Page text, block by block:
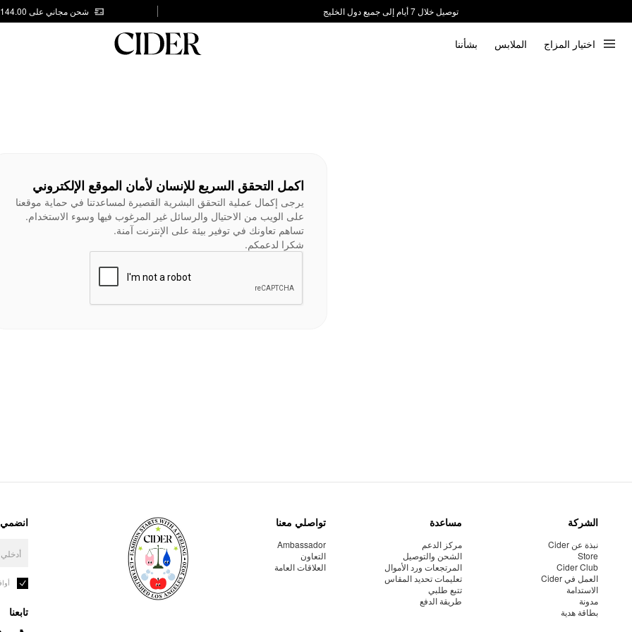
توصيل خلال 7 أيام إلى جميع دول الخليج
شحن مجاني على AED 144.00
اختيار المزاج الملابس بشأننا
اكمل التحقق السريع للإنسان لأمان الموقع الإلكتروني
يرجى إكمال عملية التحقق البشرية القصيرة لمساعدتنا في حماية موقعنا
على الويب من الاحتيال والرسائل غير المرغوب فيها وسوء الاستخدام.
تساهم تعاونك في توفير بيئة على الإنترنت آمنة.
شكرا لدعمكم.
الشركة
نبذة عن Cider
Store
Cider Club
العمل في Cider
الاستدامة
مدونة
بطاقة هدية
مساعدة
مركز الدعم
الشحن والتوصيل
المرتجعات ورد الأموال
تعليمات تحديد المقاس
تتبع طلبي
طريقة الدفع
تواصلي معنا
Ambassador
التعاون
العلاقات العامة
انضمي
تابعنا